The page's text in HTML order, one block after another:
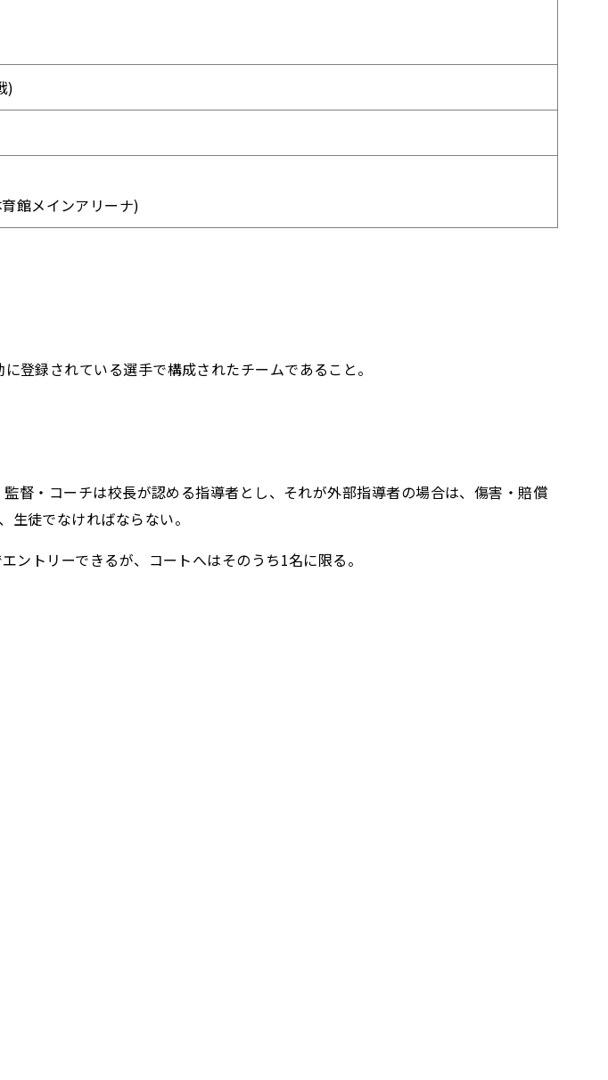
)
館メインアリーナ)
登録されている選手で構成されたチームであること。
督・コーチは校長が認める指導者とし、それが外部指導者の場合は、傷害・賠償
徒でなければならない。
トリーできるが、コートへはそのうち1名に限る。